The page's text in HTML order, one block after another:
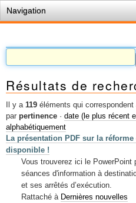
Navigation
Règles du jeu
Permis d'urbanisme
Cartographie
Etudes et publications
Mots-clés
Renseignements urbanistiques
Résultats de
Il y a 119 éléments qui
par pertinence · date (le plus récent
alphabétiquement
La présentation PDF sur la réforme
disponible !
Vous trouverez ici le PowerPoint
séances d'information à
et ses arrêtés d’exécution.
Rattaché à Dernières nouvelles